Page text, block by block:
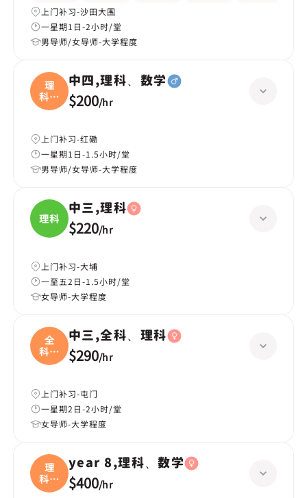
上门补习-沙田大围
一星期1日-2小时/堂
男导师/女导师-大学程度
理
科、
数学
中四,理科、数学
$200/hr
上门补习-红磡
一星期1日-1.5小时/堂
男导师/女导师-大学程度
理科
中三,理科
$220/hr
上门补习-大埔
一至五2日-1.5小时/堂
女导师-大学程度
全
科、
理科
中三,全科、理科
$290/hr
上门补习-屯门
一星期2日-2小时/堂
女导师-大学程度
理
科、
数学
year 8,理科、数学
$400/hr